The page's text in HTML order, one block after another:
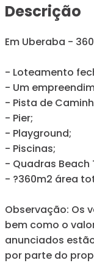
Descrição
Em Uberaba -
- Loteamento
- Um
- Pista de
- Pier;
- Playground;
- Piscinas;
- Quadras Beach
- ?360m2 área
Observação: Os
bem como o
anunciados
por parte do